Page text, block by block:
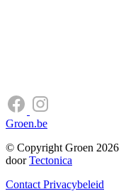
Groen.be
© Copyright Groen 2026
doorTectonica
Contact Privacybeleid